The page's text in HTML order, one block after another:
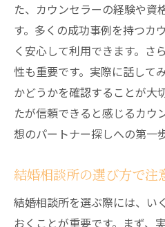
た、カウンセラーの経験や資
す。多くの成功事例を持つカ
く安心して利用できます。さ
性も重要です。実際に話して
かどうかを確認することが大
たが信頼できると感じるカウ
想のパートナー探しへの第一
結婚相談所の選び方で注
結婚相談所を選ぶ際には、い
おくことが重要です。まず、